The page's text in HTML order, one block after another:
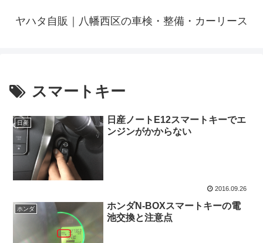
ヤハタ自販｜八幡西区の車検・整備・カーリース
スマートキー
日産
日産ノートE12スマートキーでエ
ンジンがかからない
2016.09.26
ホンダ
ホンダN-BOXスマートキーの電
池交換と注意点